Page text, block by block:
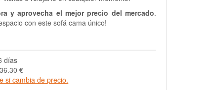
y aprovecha el mejor precio del mercado.
con este sofá cama único!
días
€
si cambia de precio.